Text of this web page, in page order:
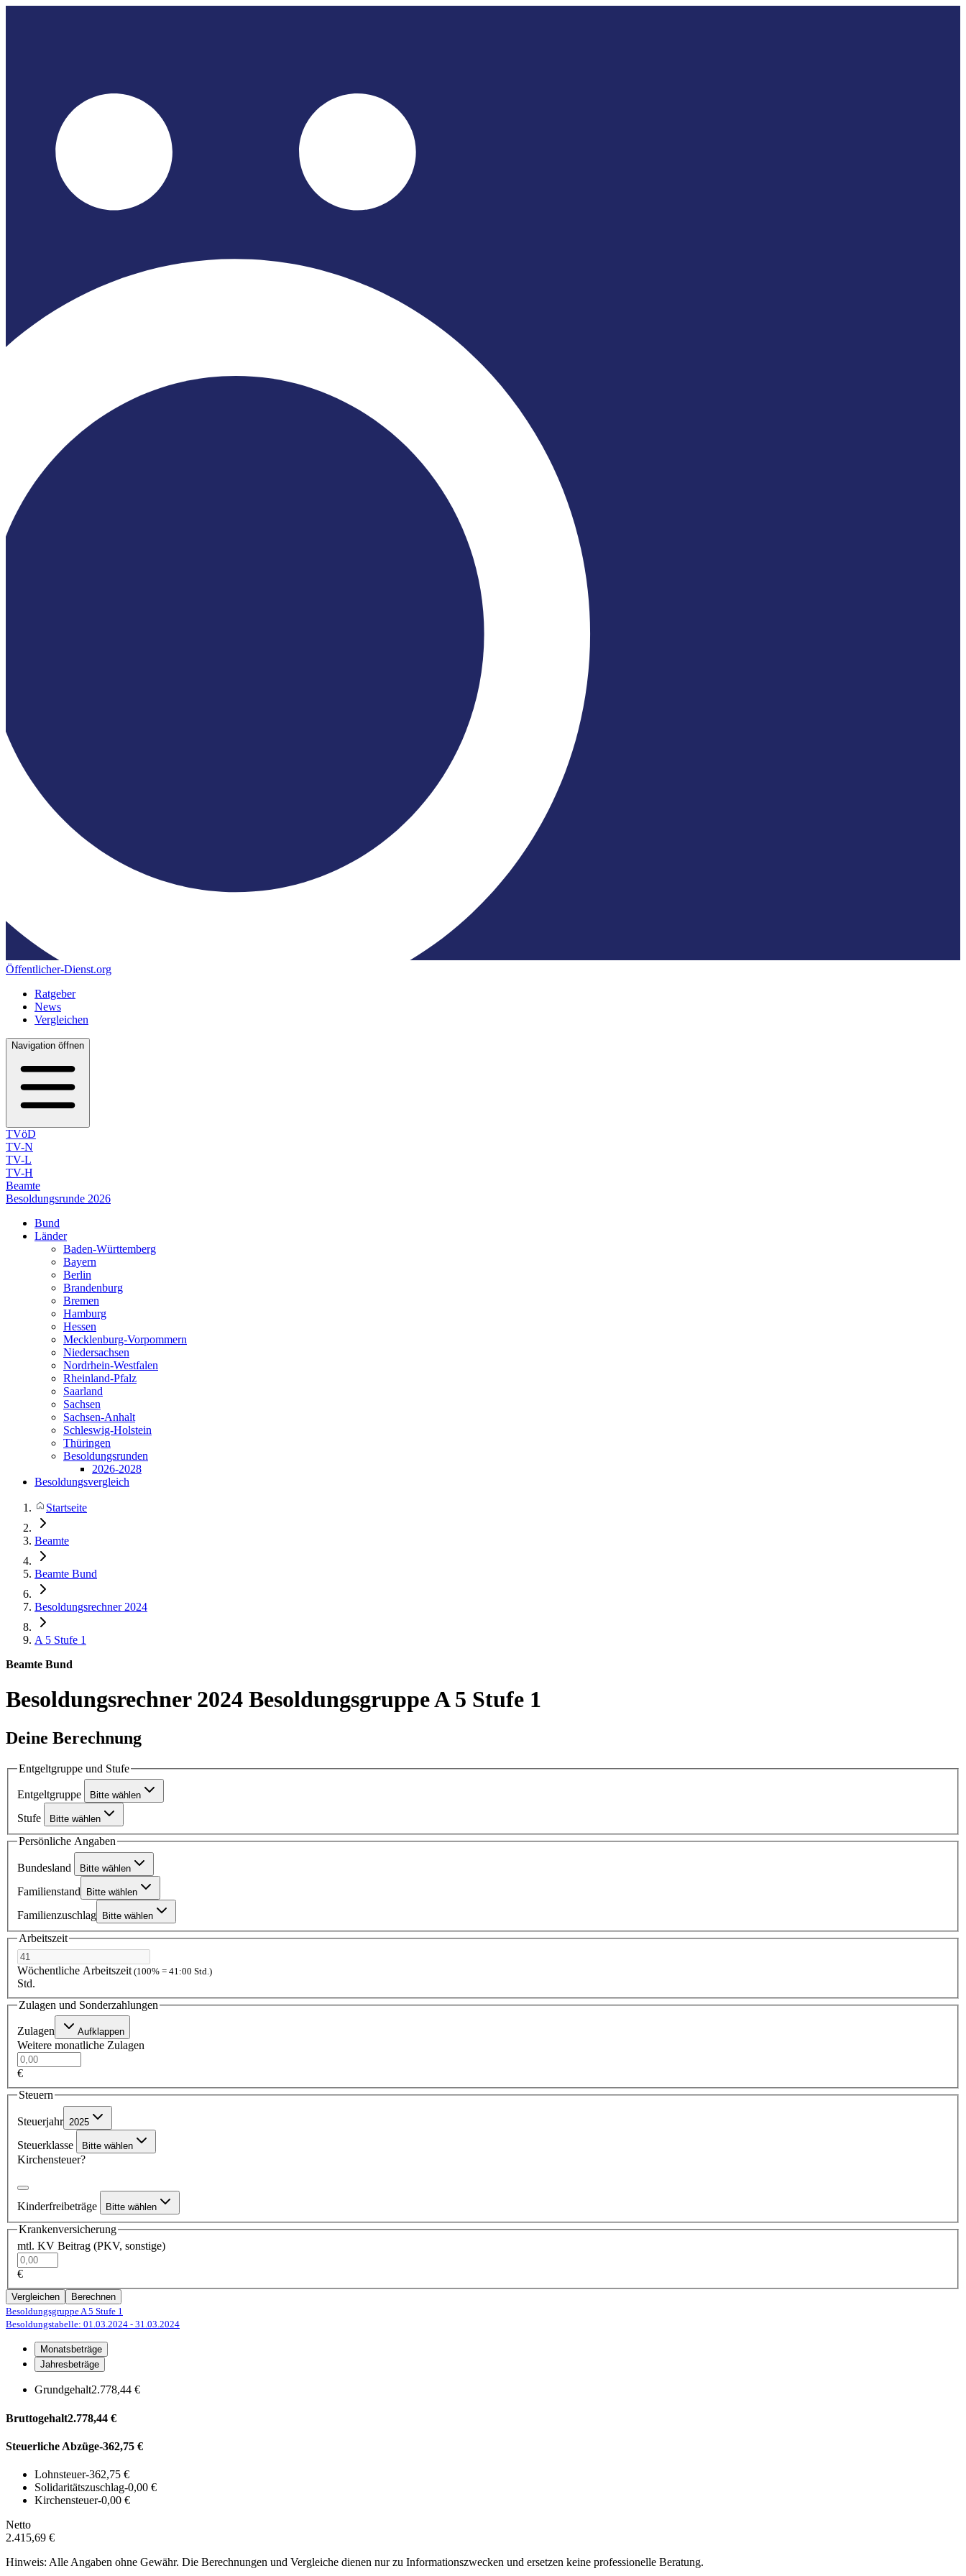
Öffentlicher-Dienst.org
Ratgeber
News
Vergleichen
Navigation öffnen
TVöD
TV-N
TV-L
TV-H
Beamte
Besoldungsrunde 2026
Bund
Länder
Baden-Württemberg
Bayern
Berlin
Brandenburg
Bremen
Hamburg
Hessen
Mecklenburg-Vorpommern
Niedersachsen
Nordrhein-Westfalen
Rheinland-Pfalz
Saarland
Sachsen
Sachsen-Anhalt
Schleswig-Holstein
Thüringen
Besoldungsrunden
2026-2028
Besoldungsvergleich
Startseite
Beamte
Beamte Bund
Besoldungsrechner 2024
A 5 Stufe 1
Beamte Bund
Besoldungsrechner 2024 Besoldungsgruppe A 5 Stufe 1
Deine Berechnung
Entgeltgruppe und Stufe
Entgeltgruppe Bitte wählen
Stufe Bitte wählen
Persönliche Angaben
Bundesland Bitte wählen
Familienstand Bitte wählen
Familienzuschlag Bitte wählen
Arbeitszeit
Wöchentliche Arbeitszeit (100% = 41:00 Std.)
Std.
Zulagen und Sonderzahlungen
Zulagen Aufklappen
Weitere monatliche Zulagen
€
Steuern
Steuerjahr 2025
Steuerklasse Bitte wählen
Kirchensteuer?
Kinderfreibeträge Bitte wählen
Krankenversicherung
mtl. KV Beitrag (PKV, sonstige)
€
Vergleichen
Berechnen
Besoldungsgruppe A 5 Stufe 1
Besoldungstabelle: 01.03.2024 - 31.03.2024
Monatsbeträge
Jahresbeträge
Grundgehalt2.778,44 €
Bruttogehalt2.778,44 €
Steuerliche Abzüge-362,75 €
Lohnsteuer-362,75 €
Solidaritätszuschlag-0,00 €
Kirchensteuer-0,00 €
Netto
2.415,69 €
Hinweis: Alle Angaben ohne Gewähr. Die Berechnungen und Vergleiche dienen nur zu Informationszwecken und ersetzen keine professionelle Beratung.